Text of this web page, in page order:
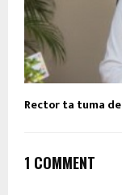
Rector ta tuma
1 COMMENT